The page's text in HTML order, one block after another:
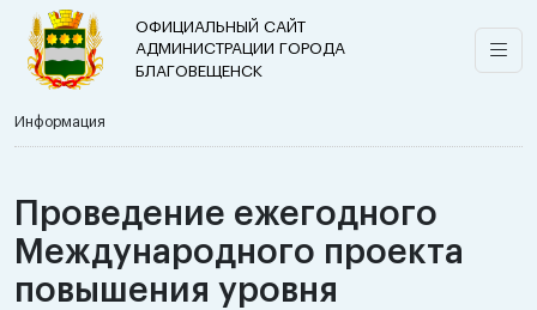
ОФИЦИАЛЬНЫЙ САЙТ
АДМИНИСТРАЦИИ ГОРОДА
БЛАГОВЕЩЕНСК
Информация
Проведение ежегодного
Международного проекта
повышения уровня